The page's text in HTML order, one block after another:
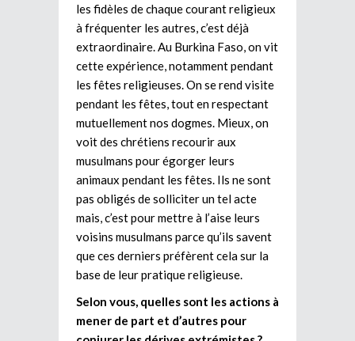
les fidèles de chaque courant religieux
à fréquenter les autres, c’est déjà
extraordinaire. Au Burkina Faso, on vit
cette expérience, notamment pendant
les fêtes religieuses. On se rend visite
pendant les fêtes, tout en respectant
mutuellement nos dogmes. Mieux, on
voit des chrétiens recourir aux
musulmans pour égorger leurs
animaux pendant les fêtes. Ils ne sont
pas obligés de solliciter un tel acte
mais, c’est pour mettre à l’aise leurs
voisins musulmans parce qu’ils savent
que ces derniers préfèrent cela sur la
base de leur pratique religieuse.
Selon vous, quelles sont les actions à
mener de part et d’autres pour